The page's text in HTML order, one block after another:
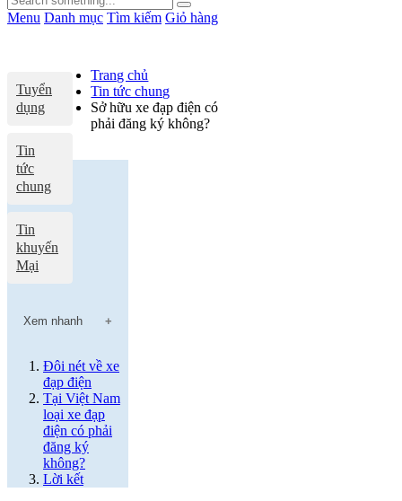
Menu Danh mục Tìm kiếm Giỏ hàng
Tuyển
dụng
Tin
tức
chung
Tin
khuyến
Mại
Trang chủ
Tin tức chung
Sở hữu xe đạp điện có
phải đăng ký không?
Xem nhanh
Đôi nét về xe
đạp điện
Tại Việt Nam
loại xe đạp
điện có phải
đăng ký
không?
Lời kết